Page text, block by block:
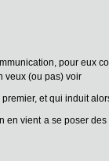
pour eux
veux (ou pas) voir
et qui induit
vient a se poser